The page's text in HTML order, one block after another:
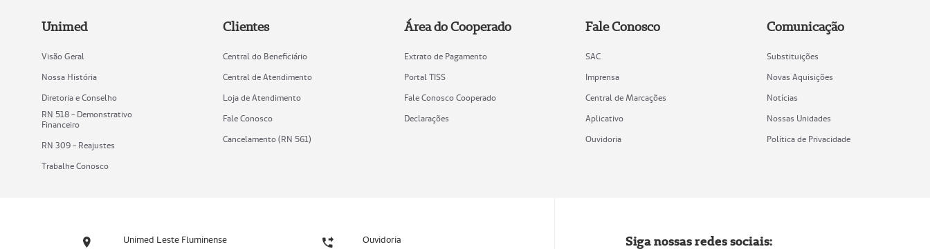
Unimed
Visão Geral
Nossa História
Diretoria e Conselho
RN 518 - Demonstrativo
Financeiro
RN 309 - Reajustes
Trabalhe Conosco
Clientes
Central do Beneficiário
Central de Atendimento
Loja de Atendimento
Fale Conosco
Cancelamento (RN 561)
Área do Cooperado
Extrato de Pagamento
Portal TISS
Fale Conosco Cooperado
Declarações
Fale Conosco
SAC
Imprensa
Central de Marcações
Aplicativo
Ouvidoria
Comunicação
Substituições
Novas Aquisições
Notícias
Nossas Unidades
Política de Privacidade
Unimed Leste Fluminense Ouvidoria Siga nossas redes sociais: